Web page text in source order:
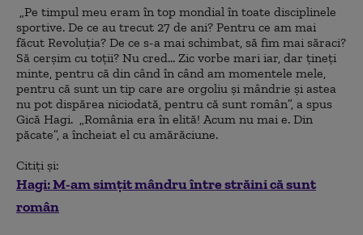
„Pe timpul meu eram în top mondial în toate disciplinele
sportive. De ce au trecut 27 de ani? Pentru ce am mai
făcut Revoluția? De ce s-a mai schimbat, să fim mai săraci?
Să cerșim cu toții? Nu cred... Zic vorbe mari iar, dar țineți
minte, pentru că din când în când am momentele mele,
pentru că sunt un tip care are orgoliu și mândrie și astea
nu pot dispărea niciodată, pentru că sunt român”, a spus
Gică Hagi. „România era în elită! Acum nu mai e. Din
păcate”, a încheiat el cu amărăciune.
Citiți și:
Hagi: M-am simțit mândru între străini că sunt
român